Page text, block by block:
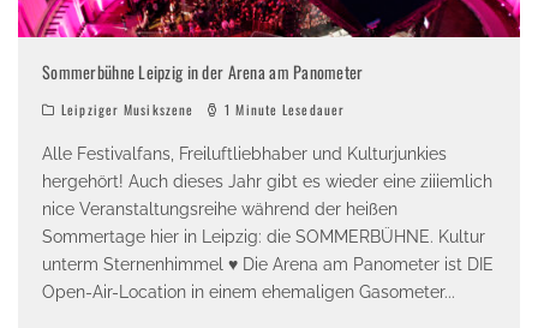
Sommerbühne Leipzig in der Arena am Panometer
Leipziger Musikszene 1 Minute Lesedauer
Alle Festivalfans, Freiluftliebhaber und Kulturjunkies
hergehört! Auch dieses Jahr gibt es wieder eine ziiiemlich
nice Veranstaltungsreihe während der heißen
Sommertage hier in Leipzig: die SOMMERBÜHNE. Kultur
unterm Sternenhimmel ♥ Die Arena am Panometer ist DIE
Open-Air-Location in einem ehemaligen Gasometer...